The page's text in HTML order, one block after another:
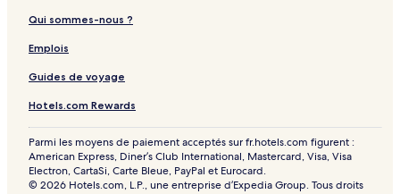
Qui sommes-nous ?
Emplois
Guides de voyage
Hotels.com Rewards
Parmi les moyens de paiement acceptés sur fr.hotels.com figurent :
American Express, Diner’s Club International, Mastercard, Visa, Visa
Electron, CartaSi, Carte Bleue, PayPal et Eurocard.
© 2026 Hotels.com, L.P., une entreprise d’Expedia Group. Tous droits